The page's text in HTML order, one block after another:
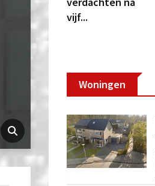
vijf...
Woningen